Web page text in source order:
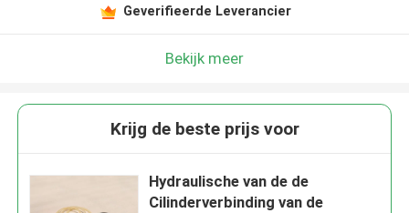
Geverifieerde Leverancier
Bekijk meer
Krijg de beste prijs voor
Hydraulische van de de
Cilinderverbinding van de